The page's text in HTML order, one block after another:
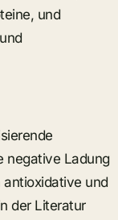
und
negative Ladung
und
der Literatur